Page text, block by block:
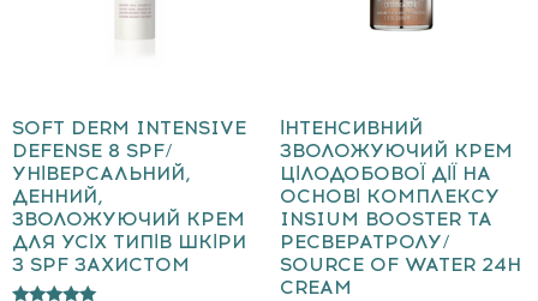
SOFT DERM INTENSIVE
DEFENSE 8 SPF/
УНІВЕРСАЛЬНИЙ,
ДЕННИЙ,
ЗВОЛОЖУЮЧИЙ КРЕМ
ДЛЯ УСІХ ТИПІВ ШКІРИ
З SPF ЗАХИСТОМ
ІНТЕНСИВНИЙ
ЗВОЛОЖУЮЧИЙ КРЕМ
ЦІЛОДОБОВОЇ ДІЇ НА
ОСНОВІ КОМПЛЕКСУ
INSIUM BOOSTER ТА
РЕСВЕРАТРОЛУ/
SOURCE OF WATER 24H
CREAM